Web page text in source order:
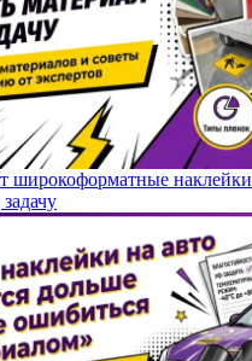
широкоформатные